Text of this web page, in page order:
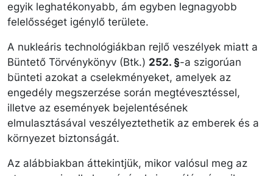
egyik leghatékonyabb, ám egyben legnagyobb
felelősséget igénylő területe.
A nukleáris technológiákban rejlő veszélyek miatt a
Büntető Törvénykönyv (Btk.) 252. §-a szigorúan
bünteti azokat a cselekményeket, amelyek az
engedély megszerzése során megtévesztéssel,
illetve az események bejelentésének
elmulasztásával veszélyeztethetik az emberek és a
környezet biztonságát.
Az alábbiakban áttekintjük, mikor valósul meg az